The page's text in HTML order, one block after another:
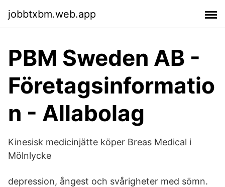
jobbtxbm.web.app
PBM Sweden AB -
Företagsinformatio
n - Allabolag
Kinesisk medicinjätte köper Breas Medical i
Mölnlycke
depression, ångest och svårigheter med sömn.